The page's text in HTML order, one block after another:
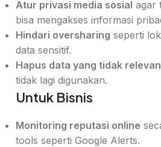
Atur privasi media sosial agar
bisa mengakses informasi
Hindari oversharing seperti
data sensitif.
Hapus data yang tidak relevan
tidak lagi digunakan.
Untuk Bisnis
Monitoring reputasi online
tools seperti Google Alerts.